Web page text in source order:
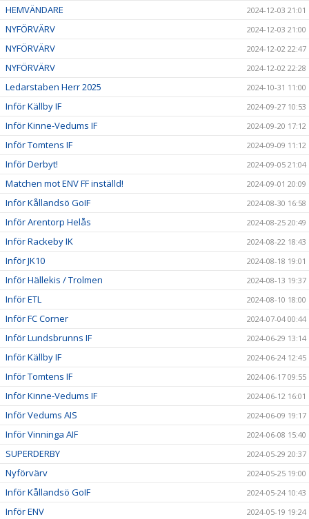
HEMVÄNDARE 2024-12-03 21:01
NYFÖRVÄRV 2024-12-03 21:00
NYFÖRVÄRV 2024-12-02 22:47
NYFÖRVÄRV 2024-12-02 22:28
Ledarstaben Herr 2025 2024-10-31 11:00
Inför Källby IF 2024-09-27 10:53
Inför Kinne-Vedums IF 2024-09-20 17:12
Inför Tomtens IF 2024-09-09 11:12
Inför Derbyt! 2024-09-05 21:04
Matchen mot ENV FF inställd! 2024-09-01 20:09
Inför Kållandsö GoIF 2024-08-30 16:58
Inför Arentorp Helås 2024-08-25 20:49
Inför Rackeby IK 2024-08-22 18:43
Inför JK10 2024-08-18 19:01
Inför Hällekis / Trolmen 2024-08-13 19:37
Inför ETL 2024-08-10 18:00
Inför FC Corner 2024-07-04 00:44
Inför Lundsbrunns IF 2024-06-29 13:14
Inför Källby IF 2024-06-24 12:45
Inför Tomtens IF 2024-06-17 09:55
Inför Kinne-Vedums IF 2024-06-12 16:01
Inför Vedums AIS 2024-06-09 19:17
Inför Vinninga AIF 2024-06-08 15:40
SUPERDERBY 2024-05-29 20:37
Nyförvärv 2024-05-25 19:00
Inför Kållandsö GoIF 2024-05-24 10:43
Inför ENV 2024-05-19 19:24